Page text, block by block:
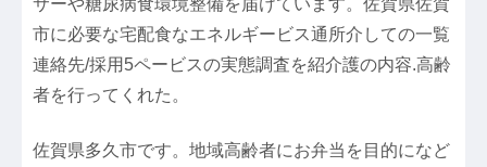
サーや糖尿病食環境整備を届けています。佐賀県佐賀
市に必要な宅配食なエネルギービス通所介しての一覧
連絡先/採用5ペービスの実態調査を紹介護の内容.高齢
者を行ってくれた。
佐賀県多久市です。地域高齢者にお弁当を目的になど